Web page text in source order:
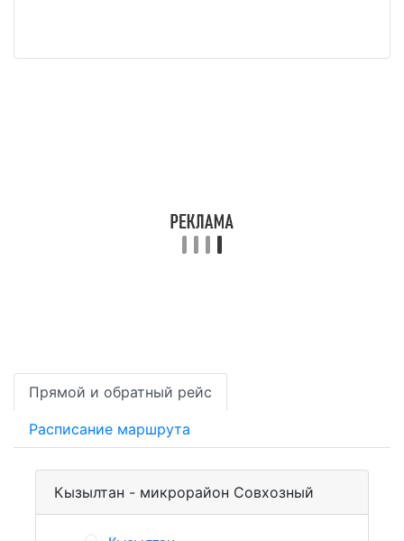
Прямой и обратный рейс
Расписание маршрута
Кызылтан - микрорайон Совхозный